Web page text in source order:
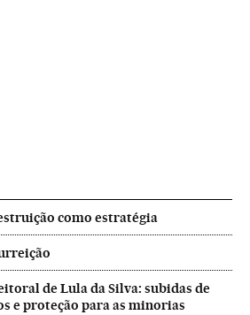
como estratégia
de Lula da Silva: subidas de
e proteção para as minorias